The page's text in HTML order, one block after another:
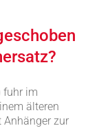
fuhr im
älteren
Anhänger zur